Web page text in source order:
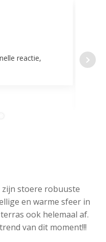
reactie,
door
stoere robuuste
en warme sfeer in
ook helemaal af.
van dit moment!!!